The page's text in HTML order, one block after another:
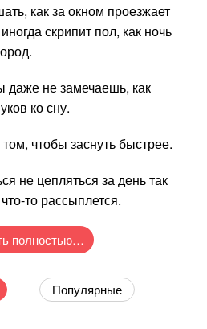
как за окном проезжает
скрипит пол, как ночь
даже не замечаешь, как
ко сну.
чтобы заснуть быстрее.
не цепляться за день так
то рассыплется.
полностью…
Популярные